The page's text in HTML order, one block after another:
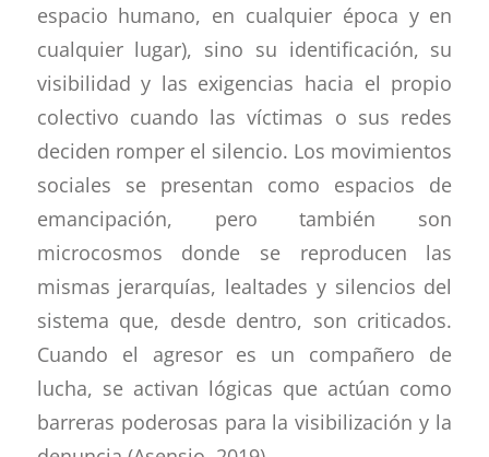
espacio humano, en cualquier época y en
cualquier lugar), sino su identificación, su
visibilidad y las exigencias hacia el propio
colectivo cuando las víctimas o sus redes
deciden romper el silencio. Los movimientos
sociales se presentan como espacios de
emancipación, pero también son
microcosmos donde se reproducen las
mismas jerarquías, lealtades y silencios del
sistema que, desde dentro, son criticados.
Cuando el agresor es un compañero de
lucha, se activan lógicas que actúan como
barreras poderosas para la visibilización y la